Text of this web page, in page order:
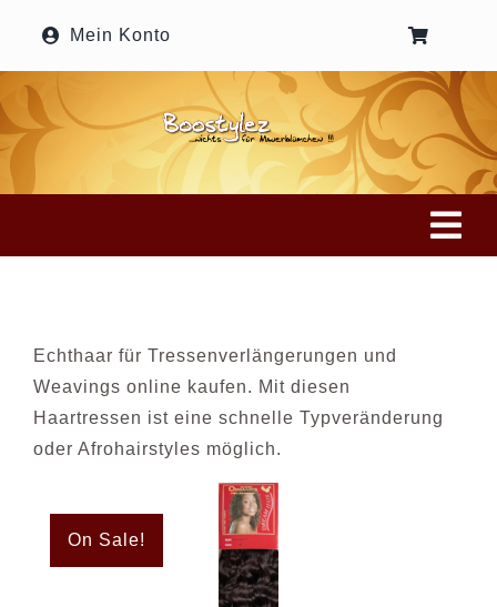
Inhalt
springen
Mein Konto
Haarstyles
Echthaar für Tressenverlängerungen und
Weavings online kaufen. Mit diesen
Haartressen ist eine schnelle Typveränderung
oder Afrohairstyles möglich.
On Sale!